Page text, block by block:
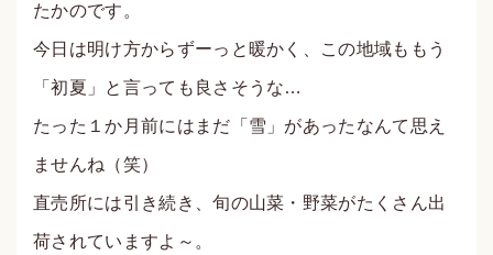
たかのです。
今日は明け方からずーっと暖かく、この地域ももう
「初夏」と言っても良さそうな…
たった１か月前にはまだ「雪」があったなんて思え
ませんね（笑）
直売所には引き続き、旬の山菜・野菜がたくさん出
荷されていますよ～。